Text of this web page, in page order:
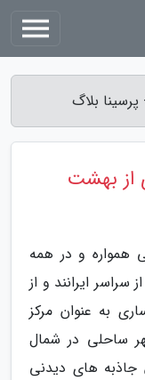
بلاگ
از بهشت
همواره و در همه
ایرانند و از
به عنوان مرکز
ساحلی در شمال
های دیدنی